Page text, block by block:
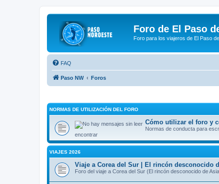
Foro de El Paso
Foro para los viajeros de El Paso
FAQ
Paso NW Foros
NORMAS DE UTILIZACIÓN DEL FORO
Cómo utilizar el foro y
Normas de conducta para
encontrar
VIAJES 2026
Viaje a Corea del Sur | El rincón desconocido
Foro del viaje a Corea del Sur (El rincón desconocido de